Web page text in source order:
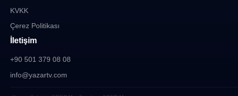
KVKK
Çerez Politikası
İletişim
+90 501 379 08 08
info@yazartv.com